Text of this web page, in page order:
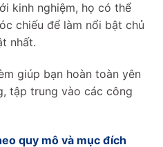
kinh nghiệm, họ có thể
chiếu để làm nổi bật chủ
nhất.
giúp bạn hoàn toàn yên
tập trung vào các công
quy mô và mục đích